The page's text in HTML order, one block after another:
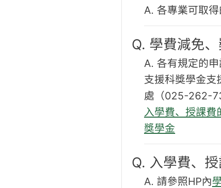
A. 各專業可取
Q. 學費減免
A. 各有規定的
支援科獎學金支
處（025-262-
入學費、授課費
獎學金
Q. 入學費、
A. 請參照HP內